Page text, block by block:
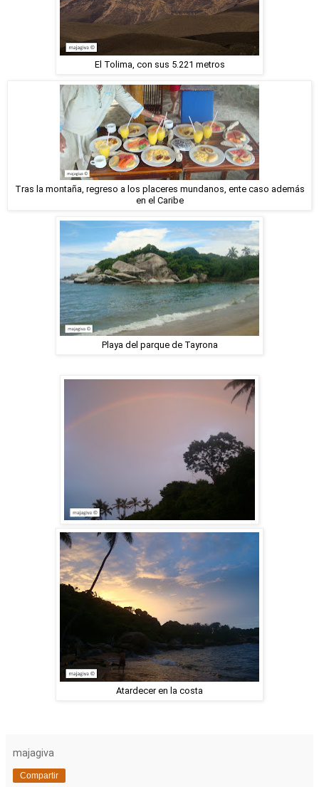
El Tolima, con sus 5.221 metros
Tras la montaña, regreso a los placeres mundanos, ente caso además
en el Caribe
Playa del parque de Tayrona
Atardecer en la costa
majagiva
Compartir